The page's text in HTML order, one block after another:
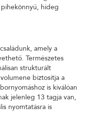
hideg
amely a
Természetes
strukturált
biztosítja a
is kiválóan
jelenleg 13 tagja van,
nyomtatásra is